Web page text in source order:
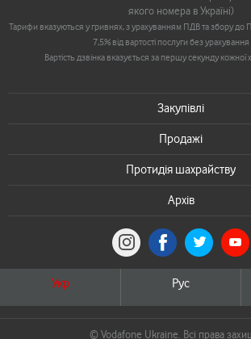
якого номера в Україні)
Тарифи вказуються у гривнях, з урахуванням ПДВ та збору до
7,5% від вартості послуги без
Вартість дзвінка вказується за першу секунду
Закупівлі
Продажі
Протидія шахрайству
Архів
Укр Рус
© Vodafone Ukraine. Всі права